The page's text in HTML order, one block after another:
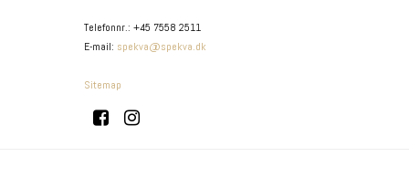
Telefonnr.: +45 7558 2511
E-mail: spekva@spekva.dk
Sitemap